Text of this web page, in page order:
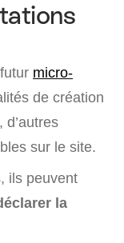
micro-
de création
sur le site.
ils peuvent
la